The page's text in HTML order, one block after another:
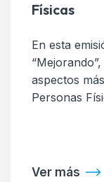
Físicas
En esta
aspectos
Personas
Ver más